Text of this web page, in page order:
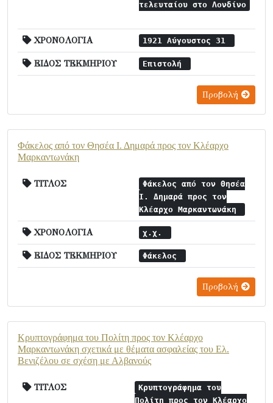
τελευταίου στο Λονδίνο
ΧΡΟΝΟΛΟΓΙΑ 1921 Αύγουστος 31
ΕΙΔΟΣ ΤΕΚΜΗΡΙΟΥ Επιστολή
Προβολή
Φάκελος από τον Θησέα Ι. Δημαρά προς τον Κλέαρχο
Μαρκαντωνάκη
ΤΙΤΛΟΣ
Φάκελος από τον Θησέα
Ι. Δημαρά προς τον
Κλέαρχο Μαρκαντωνάκη
ΧΡΟΝΟΛΟΓΙΑ χ.χ.
ΕΙΔΟΣ ΤΕΚΜΗΡΙΟΥ Φάκελος
Προβολή
Κρυπτογράφημα του Πολίτη προς τον Κλέαρχο
Μαρκαντωνάκη σχετικά με θέματα ασφαλείας του Ελ.
Βενιζέλου σε σχέση με Αλβανούς
ΤΙΤΛΟΣ
Κρυπτογράφημα του
Πολίτη προς τον Κλέαρχο